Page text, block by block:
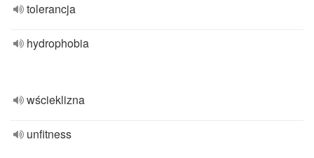
tolerancja
hydrophobia
wścieklizna
unfitness